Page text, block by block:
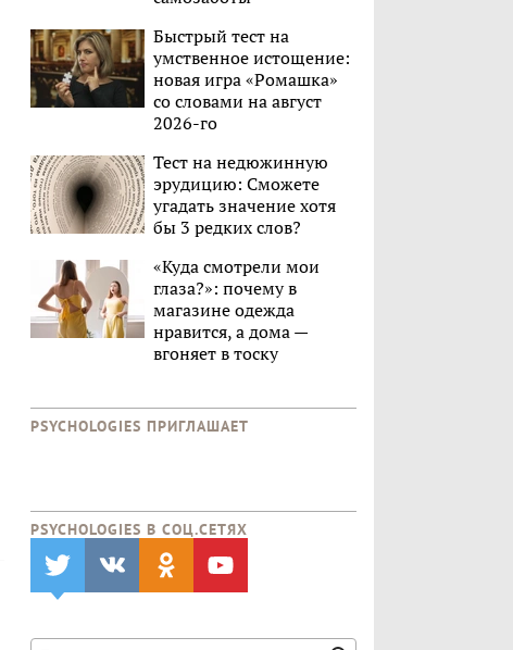
Быстрый тест на
умственное истощение:
новая игра «Ромашка»
со словами на август
2026-го
Тест на недюжинную
эрудицию: Сможете
угадать значение хотя
бы 3 редких слов?
«Куда смотрели мои
глаза?»: почему в
магазине одежда
нравится, а дома —
вгоняет в тоску
PSYCHOLOGIES ПРИГЛАШАЕТ
PSYCHOLOGIES В CОЦ.СЕТЯХ